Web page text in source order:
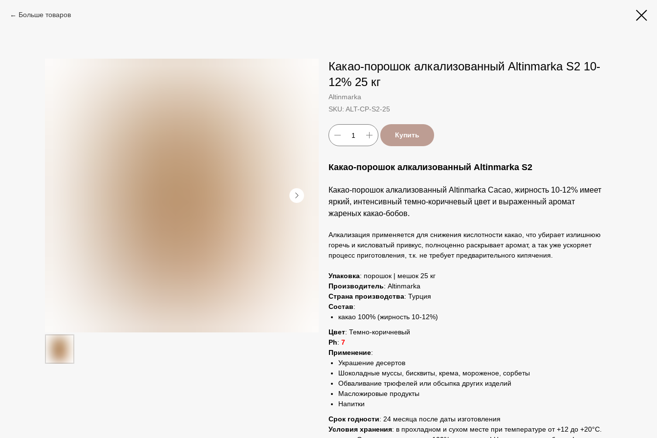
Больше товаров
Какао-порошок алкализованный Altinmarka S2 10-
12% 25 кг
Altinmarka
SKU: ALT-CP-S2-25
Купить
Какао-порошок алкализованный Altinmarka S2
Какао-порошок алкализованный Altinmarka Cacao, жирность 10-12% имеет
яркий, интенсивный темно-коричневый цвет и выраженный аромат
жареных какао-бобов.
Алкализация применяется для снижения кислотности какао, что убирает излишнюю
горечь и кисловатый привкус, полноценно раскрывает аромат, а так уже ускоряет
процесс приготовления, т.к. не требует предварительного кипячения.
Упаковка: порошок | мешок 25 кг
Производитель: Altinmarka
Страна производства: Турция
Состав:
какао 100% (жирность 10-12%)
Цвет: Темно-коричневый
Ph: 7
Применение:
Украшение десертов
Шоколадные муссы, бисквиты, крема, мороженое, сорбеты
Обваливание трюфелей или обсыпка других изделий
Масложировые продукты
Напитки
Срок годности: 24 месяца после даты изготовления
Условия хранения: в прохладном и сухом месте при температуре от +12 до +20°С.